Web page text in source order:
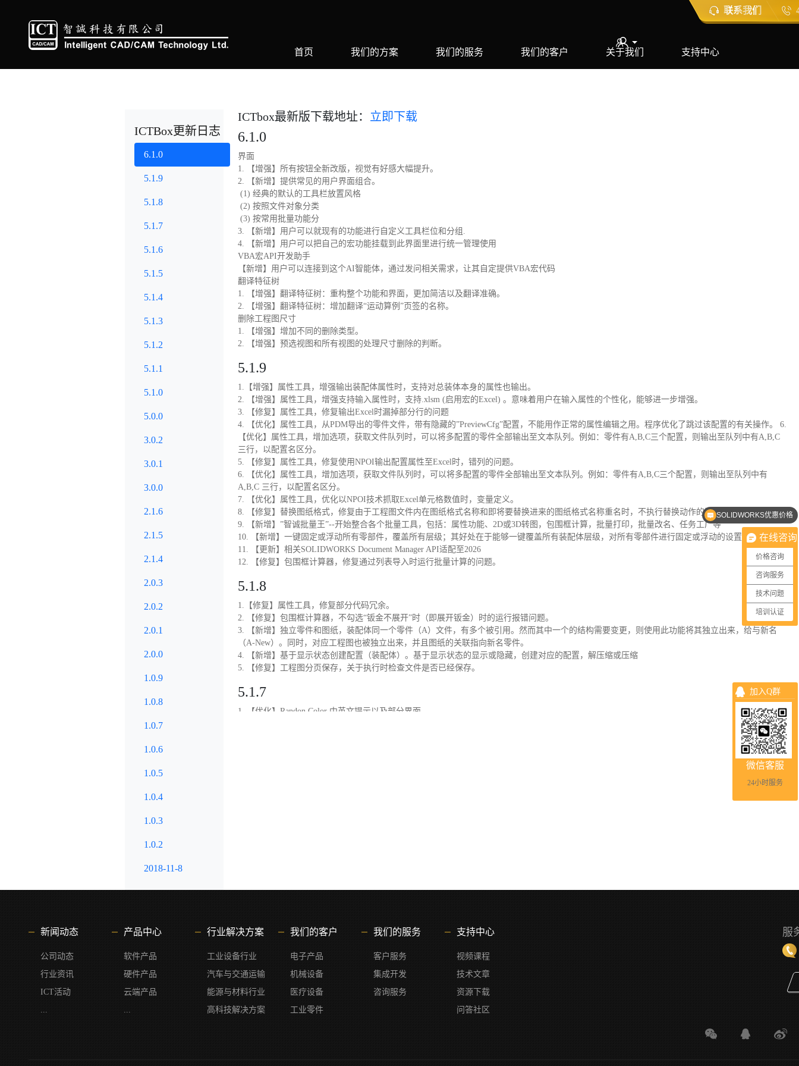
联系我们
首页 我们的方案 我们的服务 我们的客户 关于我们 支持中心
ICTbox更新
ICTBox更新日志
6.1.0
5.1.9
5.1.8
5.1.7
5.1.6
5.1.5
5.1.4
5.1.3
5.1.2
5.1.1
5.1.0
5.0.0
3.0.2
3.0.1
3.0.0
2.1.6
2.1.5
2.1.4
2.0.3
2.0.2
2.0.1
2.0.0
1.0.9
1.0.8
1.0.7
1.0.6
1.0.5
1.0.4
1.0.3
1.0.2
2018-11-8
ICTbox最新版下载地址： 立即下载
6.1.0
界面
1. 【增强】所有按钮全新改版，视觉有好感大幅提升。
2. 【新增】提供常见的用户界面组合。
(1) 经典的默认的工具栏放置风格
(2) 按照文件对象分类
(3) 按常用批量功能分
3. 【新增】用户可以就现有的功能进行自定义工具栏位和分组.
4. 【新增】用户可以把自己的宏功能挂载到此界面里进行统一管理使用
VBA宏API开发助手
【新增】用户可以连接到这个AI智能体，通过发问相关需求，让其自定提供VBA宏代码
翻译特征树
1. 【增强】翻译特征树：重构整个功能和界面，更加简洁以及翻译准确。
2. 【增强】翻译特征树：增加翻译“运动算例”页签的名称。
删除工程图尺寸
1. 【增强】增加不同的删除类型。
2. 【增强】预选视图和所有视图的处理尺寸删除的判断。
5.1.9
1.【增强】属性工具，增强输出装配体属性时，支持对总装体本身的属性也输出。
2. 【增强】属性工具，增强支持输入属性时，支持.xlsm (启用宏的Excel) 。意味着用户在输入属性的个性化，能够进一步增强。
3. 【修复】属性工具，修复输出Excel时漏掉部分行的问题
4. 【优化】属性工具，从PDM导出的零件文件，带有隐藏的”PreviewCfg”配置，不能用作正常的属性编辑之用。程序优化了跳过该配置的有关操作。 6.
【优化】属性工具，增加选项，获取文件队列时，可以将多配置的零件全部输出至文本队列。例如：零件有A,B,C三个配置，则输出至队列中有A,B,C
三行，以配置名区分。
5. 【修复】属性工具，修复使用NPOI输出配置属性至Excel时，错列的问题。
6. 【优化】属性工具，增加选项，获取文件队列时，可以将多配置的零件全部输出至文本队列。例如：零件有A,B,C三个配置，则输出至队列中有
A,B,C 三行，以配置名区分。
7. 【优化】属性工具，优化以NPOI技术抓取Excel单元格数值时，变量定义。
8. 【修复】替换图纸格式，修复由于工程图文件内在图纸格式名称和即将要替换进来的图纸格式名称重名时，不执行替换动作的问题。
9. 【新增】”智诚批量王”--开始整合各个批量工具，包括：属性功能、2D或3D转图，包围框计算，批量打印，批量改名、任务工厂等
10. 【新增】一键固定或浮动所有零部件，覆盖所有层级；其好处在于能够一键覆盖所有装配体层级，对所有零部件进行固定或浮动的设置
11. 【更新】相关SOLIDWORKS Document Manager API适配至2026
12. 【修复】包围框计算器，修复通过列表导入时运行批量计算的问题。
5.1.8
1.【修复】属性工具，修复部分代码冗余。
2. 【修复】包围框计算器，不勾选“钣金不展开”时（即展开钣金）时的运行报错问题。
3. 【新增】独立零件和图纸，装配体同一个零件（A）文件，有多个被引用。然而其中一个的结构需要变更，则使用此功能将其独立出来，给与新名
（A-New）。同时，对应工程图也被独立出来，并且图纸的关联指向新名零件。
4. 【新增】基于显示状态创建配置（装配体）。基于显示状态的显示或隐藏，创建对应的配置，解压缩或压缩
5. 【修复】工程图分页保存，关于执行时检查文件是否已经保存。
5.1.7
1. 【优化】Randon Color 中英文提示以及部分界面。
【新增】Task Factory , 增加可以删除零件所有方程式的宏
属性工具：
【优化】属性工具，中英文提示以及部分界面
【修复】属性工具，基于文件夹获取文件列表时，优化特殊字符”~” 判断逻辑。
【优化】属性工具，从文件夹获取文件列表时，如果勾选“仅自定义属性”，对于多配置的 文件，则不会导出其他配置有关的文件路径。
【修复】属性工具，NPOI写入属性时，漏掉部分行数的问题
加入Q群
微信客服
24小时服务
服
新闻动态
公司动态
行业资讯
ICT活动
...
产品中心
软件产品
硬件产品
云端产品
...
行业解决方案
工业设备行业
汽车与交通运输
能源与材料行业
高科技解决方案
我们的客户
电子产品
机械设备
医疗设备
工业零件
我们的服务
客户服务
集成开发
咨询服务
支持中心
视频课程
技术文章
资源下载
问答社区
在线咨询
价格咨询
咨询服务
技术问题
培训认证
SOLIDWORKS优惠价格